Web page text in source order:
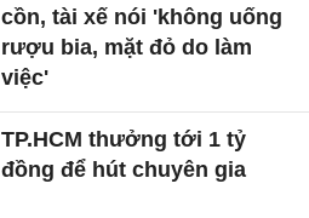
cồn, tài xế nói 'không uống
rượu bia, mặt đỏ do làm
việc'
TP.HCM thưởng tới 1 tỷ
đồng để hút chuyên gia